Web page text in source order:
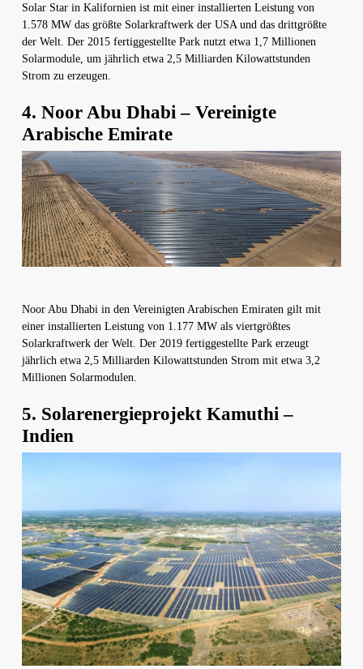
Solar Star in Kalifornien ist mit einer installierten Leistung von
1.578 MW das größte Solarkraftwerk der USA und das drittgrößte
der Welt. Der 2015 fertiggestellte Park nutzt etwa 1,7 Millionen
Solarmodule, um jährlich etwa 2,5 Milliarden Kilowattstunden
Strom zu erzeugen.
4. Noor Abu Dhabi – Vereinigte
Arabische Emirate
Noor Abu Dhabi in den Vereinigten Arabischen Emiraten gilt mit
einer installierten Leistung von 1.177 MW als viertgrößtes
Solarkraftwerk der Welt. Der 2019 fertiggestellte Park erzeugt
jährlich etwa 2,5 Milliarden Kilowattstunden Strom mit etwa 3,2
Millionen Solarmodulen.
5. Solarenergieprojekt Kamuthi –
Indien